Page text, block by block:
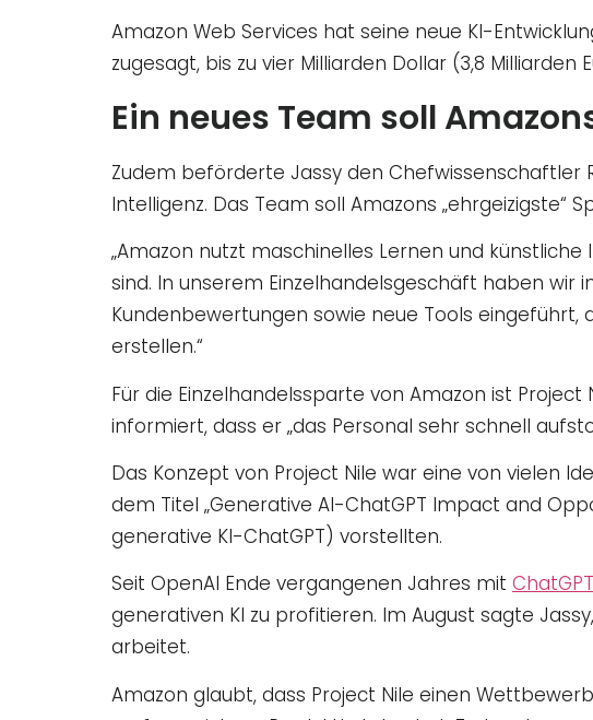
Amazon Web Services hat seine neue KI-
zugesagt, bis zu vier Milliarden Dollar (3,8
Ein neues Team soll
Zudem beförderte Jassy den Chefwissenschaftler
Intelligenz. Das Team soll Amazons „ehrgeizigste“
„Amazon nutzt maschinelles Lernen und
sind. In unserem Einzelhandelsgeschäft haben
Kundenbewertungen sowie neue Tools
erstellen.“
Für die Einzelhandelssparte von Amazon ist
informiert, dass er „das Personal sehr schnell
Das Konzept von Project Nile war eine von vielen
dem Titel „Generative AI-ChatGPT Impact and
generative KI-ChatGPT) vorstellten.
Seit OpenAI Ende vergangenen Jahres mit ChatGPT
generativen KI zu profitieren. Im August sagte
arbeitet.
Amazon glaubt, dass Project Nile einen